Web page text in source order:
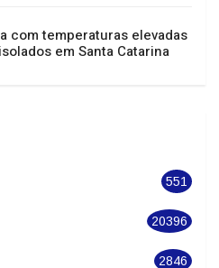
Centro-Oeste têm alerta
e vendavais
em Santa Catarina
551